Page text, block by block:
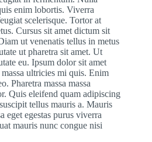
enim lobortis. Viverra
scelerisque. Tortor at
Cursus sit amet dictum sit
ut venenatis tellus in metus
ut pharetra sit amet. Ut
eu. Ipsum dolor sit amet
ultricies mi quis. Enim
Pharetra massa massa
Quis eleifend quam adipiscing
tellus mauris a. Mauris
eget egestas purus viverra
mauris nunc congue nisi